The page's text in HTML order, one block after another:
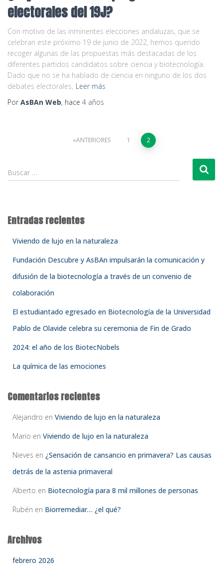
electorales del 19J?
Con motivo de las inminentes elecciones andaluzas, que se
celebran este próximo 19 de junio de 2022, hemos querido
recoger algunas de las propuestas más destacadas de los
diferentes partidos candidatos sobre ciencia y biotecnología.
Dado que no se ha hablado de ciencia en ninguno de los dos
debates electorales, Leer más
Por AsBAn Web, hace 4 años
de
ANTERIORES 1 2
B
u
r
Buscar …
Entradas recientes
Viviendo de lujo en la naturaleza
Fundación Descubre y AsBAn impulsarán la comunicación y
difusión de la biotecnología a través de un convenio de
colaboración
El estudiantado egresado en Biotecnología de la Universidad
Pablo de Olavide celebra su ceremonia de Fin de Grado
2024: el año de los BiotecNobels
La química de las emociones
Comentarios recientes
Alejandro en Viviendo de lujo en la naturaleza
Mario en Viviendo de lujo en la naturaleza
Nieves en ¿Sensación de cansancio en primavera? Las causas
detrás de la astenia primaveral
Alberto en Biotecnología para 8 mil millones de personas
Rubén en Biorremediar… ¿el qué?
Archivos
febrero 2026